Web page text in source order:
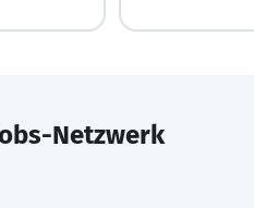
Netzwerk